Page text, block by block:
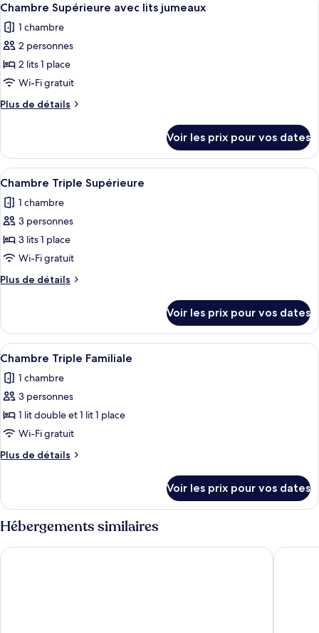
Supérieure
de
Chambre
Double
toutes
les
photos
pour
ce
type
de
Chambre
Supérieure
avec
lits
jumeaux
1
Chambre Supérieure avec lits jumeaux
1 chambre
2 personnes
2 lits 1 place
Wi-Fi gratuit
Plus de détails
Plus
le
type
de
Chambre
Supérieure
lits
jumeaux
Voir les prix pour vos dates
Afficher
toutes
les
photos
pour
ce
type
de
Chambre
Triple
Supérieure
1
Chambre Triple Supérieure
1 chambre
3 personnes
3 lits 1 place
Wi-Fi gratuit
Plus de détails
Plus
le
type
de
Chambre
Triple
Voir les prix pour vos dates
Afficher
toutes
les
photos
pour
ce
type
de
Chambre
Triple
Familiale
1
Chambre Triple Familiale
1 chambre
3 personnes
1 lit double et 1 lit 1 place
Wi-Fi gratuit
Plus de détails
Plus
le
type
de
chambre
Chambre
Voir les prix pour vos dates
Hébergements similaires
Hotel Prime Inn ibis